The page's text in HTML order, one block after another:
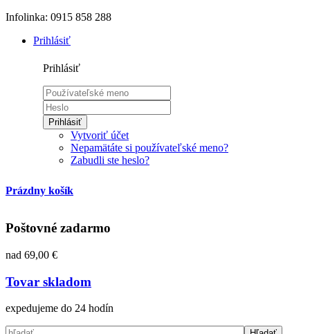
Infolinka: 0915 858 288
Prihlásiť
Prihlásiť
Prihlásiť
Vytvoriť účet
Nepamätáte si používateľské meno?
Zabudli ste heslo?
Prázdny košík
Poštovné zadarmo
nad 69,00 €
Tovar skladom
expedujeme do 24 hodín